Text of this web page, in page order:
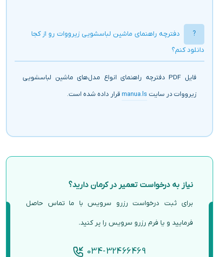
دفترچه راهنمای ماشین لباسشویی زیرووات رو از کجا
دانلود کنم؟
فایل PDF دفترچه راهنمای انواع مدل‌های ماشین لباسشویی
زیرووات در سایت manua.ls قرار داده شده است.
نیاز به درخواست تعمیر در کرمان دارید؟
برای ثبت درخواست رزرو سرویس با ما تماس حاصل
فرمایید و یا فرم رزرو سرویس را پر کنید.
034-32466469